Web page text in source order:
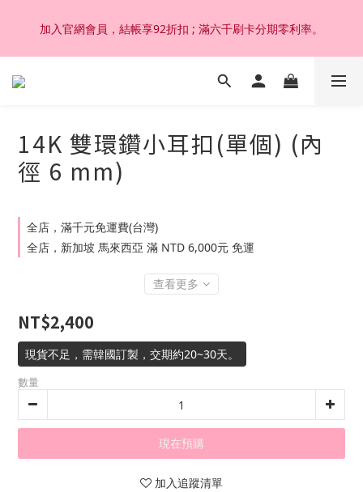
加入官網會員，結帳享92折扣 ; 滿六千刷卡分期零利率。
加入官網會員，結帳享92折扣 ; 滿六千刷卡分期零利率。
韓國設計製作。純14K 18K金，非鍍金非注金；洗澡，運動(汗
加入官網會員，結帳享92折扣 ; 滿六千刷卡分期零利率。
14K 雙環鑽小耳扣(單個) (內
徑 6 mm)
全店，滿千元免運費(台灣)
全店，新加坡 馬來西亞 滿 NTD 6,000元 免運
查看更多
NT$2,400
現貨不足，需韓國訂製，交期約20~30天。
數量
現在預購
加入追蹤清單